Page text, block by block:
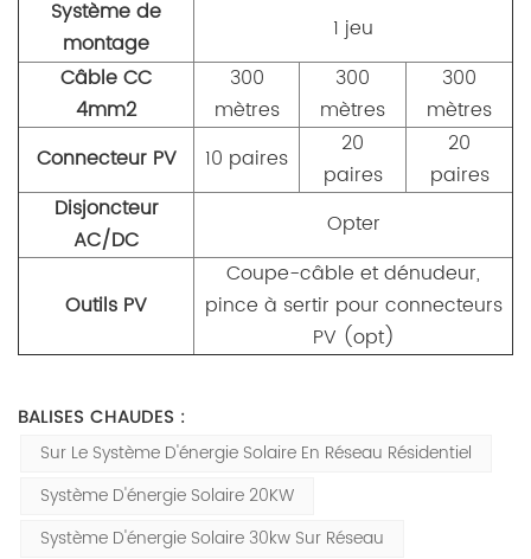
Système de
montage
1 jeu
Câble CC
4mm2
300
mètres
300
mètres
300
mètres
Connecteur PV
10 paires
20
paires
20
paires
Disjoncteur
AC/DC
Opter
Outils PV
Coupe-câble et dénudeur,
pince à sertir pour connecteurs
PV (opt)
BALISES CHAUDES :
Sur Le Système D'énergie Solaire En Réseau Résidentiel
Système D'énergie Solaire 20KW
Système D'énergie Solaire 30kw Sur Réseau